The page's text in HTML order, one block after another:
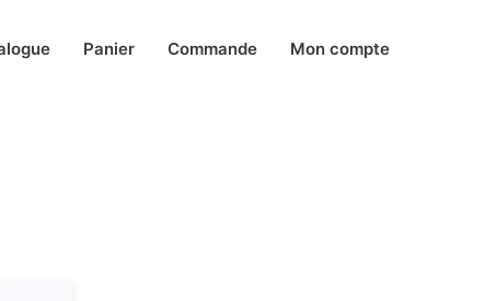
Panier Commande Mon compte